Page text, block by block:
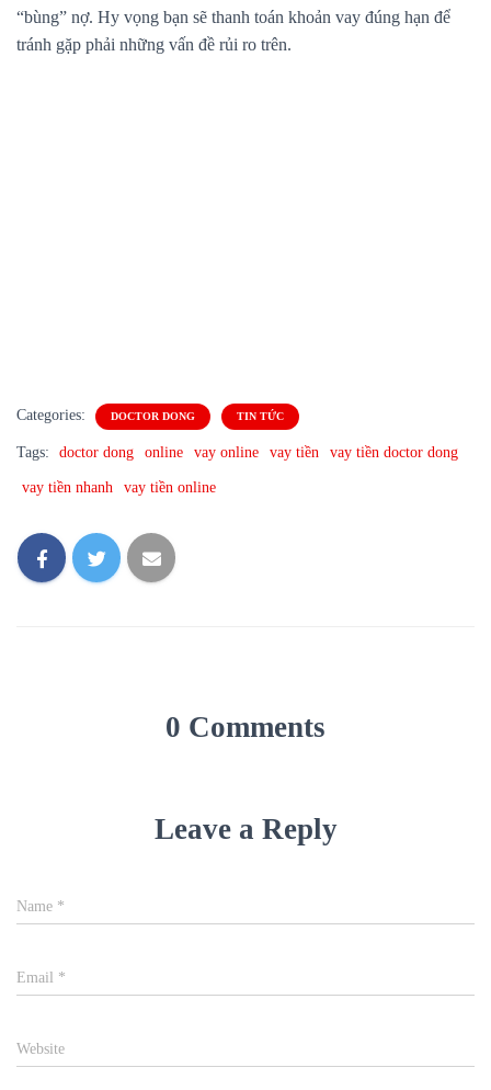
“bùng” nợ. Hy vọng bạn sẽ thanh toán khoản vay đúng hạn để
tránh gặp phải những vấn đề rủi ro trên.
Categories: DOCTOR DONG TIN TỨC
Tags: doctor dong online vay online vay tiền vay tiền doctor dong
vay tiền nhanh vay tiền online
0 Comments
Leave a Reply
Name *
Email *
Website